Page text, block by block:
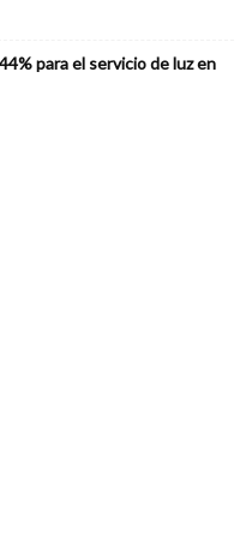
para el servicio de luz en